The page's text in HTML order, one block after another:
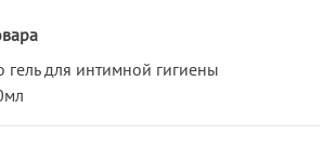
для интимной гигиены